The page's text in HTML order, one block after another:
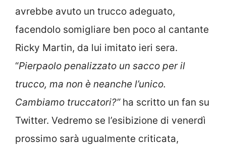
avrebbe avuto un trucco adeguato,
facendolo somigliare ben poco al cantante
Ricky Martin, da lui imitato ieri sera.
“Pierpaolo penalizzato un sacco per il
trucco, ma non è neanche l’unico.
Cambiamo truccatori?” ha scritto un fan su
Twitter. Vedremo se l’esibizione di venerdì
prossimo sarà ugualmente criticata,